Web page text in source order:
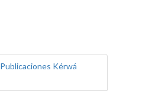
Publicaciones Kérwá